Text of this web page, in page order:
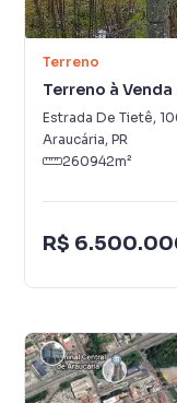
Terreno
Terreno à
Estrada De Tietê,
Araucária, PR
260942m²
R$